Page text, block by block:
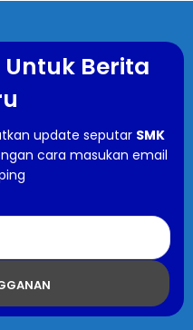
Berita
update seputar SMK
cara masukan email